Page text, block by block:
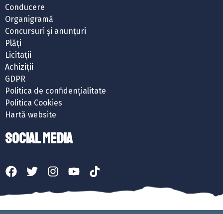
Conducere
Organigramă
Concursuri și anunțuri
Plăți
Licitații
Achiziții
GDPR
Politica de confidențialitate
Politica Cookies
Hartă website
SOCIAL MEDIA